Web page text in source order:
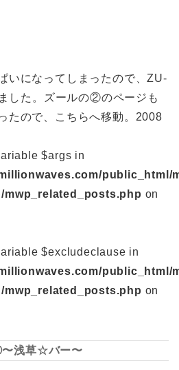
いになってしまったので、ZU-
した。ズールの②のページも
たので、こちらへ移動。2008
$args in
public_html/
on
$excludeclause in
public_html/
on
浅草☆バー〜